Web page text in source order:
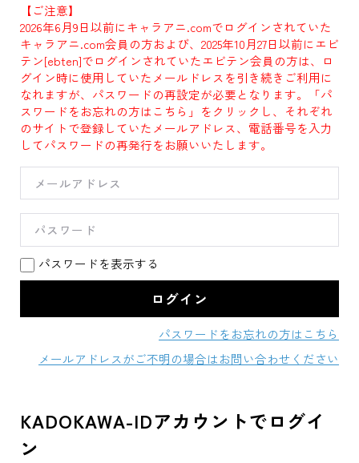
【ご注意】
2026年6月9日以前にキャラアニ.comでログインされていた
キャラアニ.com会員の方および、2025年10月27日以前にエビ
テン[ebten]でログインされていたエビテン会員の方は、ロ
グイン時に使用していたメールドレスを引き続きご利用に
なれますが、パスワードの再設定が必要となります。「パ
スワードをお忘れの方はこちら」をクリックし、それぞれ
のサイトで登録していたメールアドレス、電話番号を入力
してパスワードの再発行をお願いいたします。
パスワードを表示する
パスワードをお忘れの方はこちら
メールアドレスがご不明の場合はお問い合わせください
KADOKAWA-IDアカウントでログイ
ン